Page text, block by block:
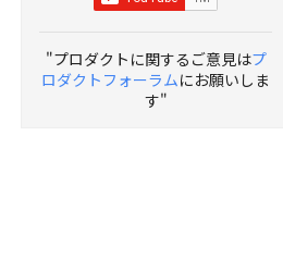
"プロダクトに関するご意見はプ
ロダクトフォーラムにお願いしま
す"